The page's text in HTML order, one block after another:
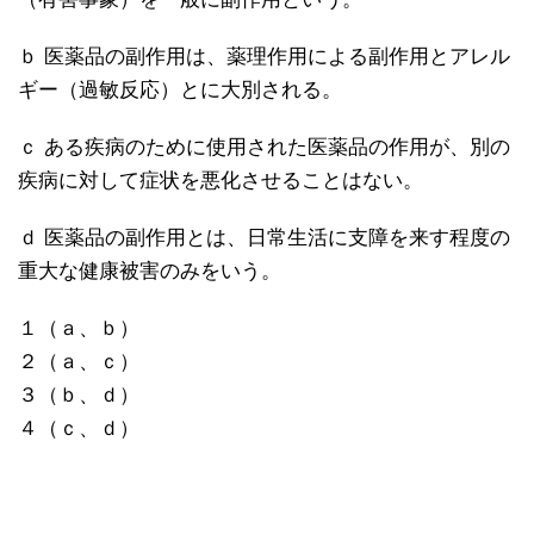
ｂ 医薬品の副作用は、薬理作用による副作用とアレル
ギー（過敏反応）とに大別される。
ｃ ある疾病のために使用された医薬品の作用が、別の
疾病に対して症状を悪化させることはない。
ｄ 医薬品の副作用とは、日常生活に支障を来す程度の
重大な健康被害のみをいう。
１（ａ、ｂ）
２（ａ、ｃ）
３（ｂ、ｄ）
４（ｃ、ｄ）